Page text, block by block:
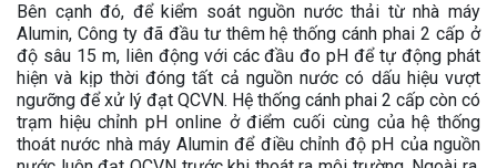
Bên cạnh đó, để kiểm soát nguồn nước thải từ nhà máy
Alumin, Công ty đã đầu tư thêm hệ thống cánh phai 2 cấp ở
độ sâu 15 m, liên động với các đầu đo pH để tự động phát
hiện và kịp thời đóng tất cả nguồn nước có dấu hiệu vượt
ngưỡng để xử lý đạt QCVN. Hệ thống cánh phai 2 cấp còn có
trạm hiệu chỉnh pH online ở điểm cuối cùng của hệ thống
thoát nước nhà máy Alumin để điều chỉnh độ pH của nguồn